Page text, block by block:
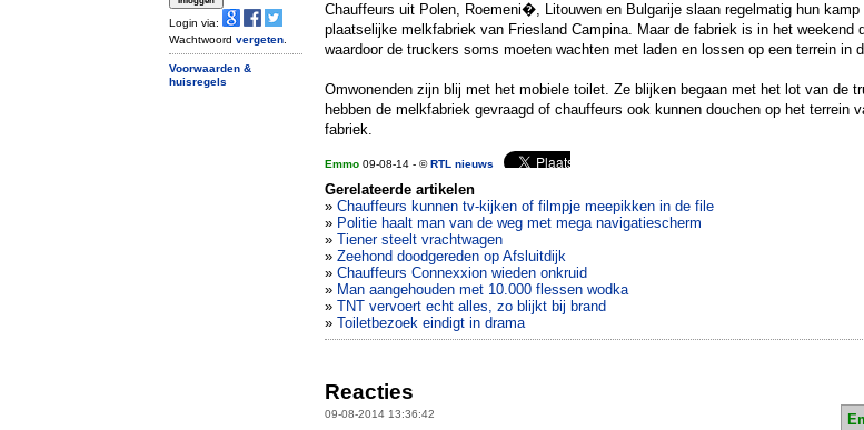
Login via:
Wachtwoord vergeten
Voorwaarden &
huisregels
Chauffeurs uit Polen, Roemeni�, Litouwen en Bulgarije slaan regelmatig hun kamp
plaatselijke melkfabriek van Friesland Campina. Maar de fabriek is in het weekend
waardoor de truckers soms moeten wachten met laden en lossen op een terrein in
Omwonenden zijn blij met het mobiele toilet. Ze blijken begaan met het lot van de
hebben de melkfabriek gevraagd of chauffeurs ook kunnen douchen op het terrein
fabriek.
Emmo 09-08-14 - ©RTL nieuws
Gerelateerde artikelen
» Chauffeurs kunnen tv-kijken of filmpje meepikken in de file
» Politie haalt man van de weg met mega navigatiescherm
» Tiener steelt vrachtwagen
» Zeehond doodgereden op Afsluitdijk
» Chauffeurs Connexxion wieden onkruid
» Man aangehouden met 10.000 flessen wodka
» TNT vervoert echt alles, zo blijkt bij brand
» Toiletbezoek eindigt in drama
Reacties
09-08-2014 13:36:42